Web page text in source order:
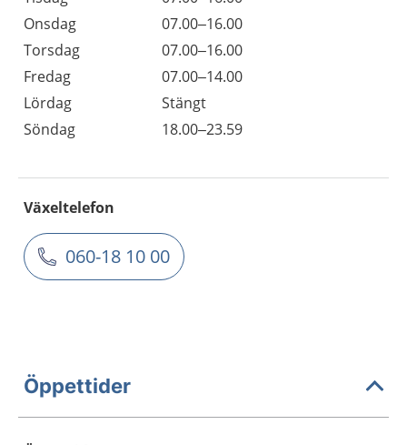
Onsdag
07.00–16.00
Torsdag
07.00–16.00
Fredag
07.00–14.00
Lördag
Stängt
Söndag
18.00–23.59
Växeltelefon
060-18 10 00
Öppettider